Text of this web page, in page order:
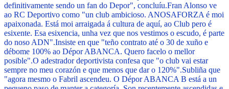
definitivamente sendo un fan do Depor", concluíu.Fran Alonso ve
ao RC Deportivo como "un club ambicioso. ANOSAFORZA é moi
apaixonada. Está moi arraigada á cultura de aquí, ao Club pero é
esixente. Esa esixencia, unha vez que nos vestimos o escudo, é parte
do noso ADN".Insiste en que "teño contrato até o 30 de xuño e
débome 100% ao Dépor ABANCA. Quero facelo o mellor
posible".O adestrador deportivista confesa que "o club vai estar
sempre no meu corazón e que menos que dar o 120%".Subliña que
"agora mesmo o Fabril ascendeu. O Dépor ABANCA B está a un